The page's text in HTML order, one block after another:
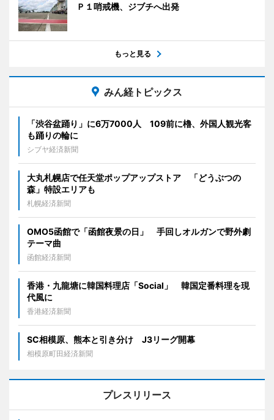
Ｐ１哨戒機、ジブチへ出発
もっと見る
みん経トピックス
「渋谷盆踊り」に6万7000人 109前に櫓、外国人観光客
も踊りの輪に
シブヤ経済新聞
大丸札幌店で任天堂ポップアップストア 「どうぶつの
森」特設エリアも
札幌経済新聞
OMO5函館で「函館夜景の日」 手回しオルガンで野外劇
テーマ曲
函館経済新聞
香港・九龍塘に韓国料理店「Social」 韓国定番料理を現
代風に
香港経済新聞
SC相模原、熊本と引き分け J3リーグ開幕
相模原町田経済新聞
プレスリリース